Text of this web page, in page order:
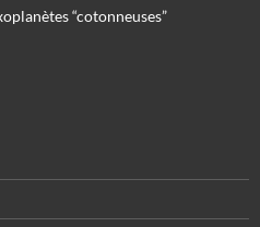
“cotonneuses”